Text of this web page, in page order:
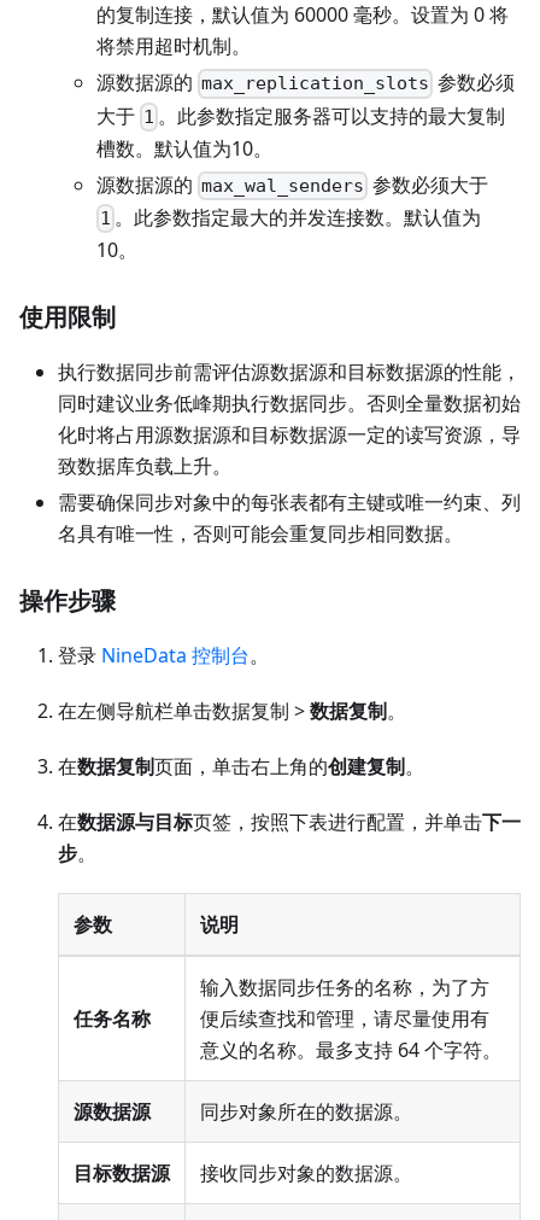
的复制连接，默认值为 60000 毫秒。设置为 0 将
将禁用超时机制。
源数据源的 max_replication_slots 参数必须
大于 1 。此参数指定服务器可以支持的最大复制
槽数。默认值为10。
源数据源的 max_wal_senders 参数必须大于
1 。此参数指定最大的并发连接数。默认值为
10。
使用限制
执行数据同步前需评估源数据源和目标数据源的性能，
同时建议业务低峰期执行数据同步。否则全量数据初始
化时将占用源数据源和目标数据源一定的读写资源，导
致数据库负载上升。
需要确保同步对象中的每张表都有主键或唯一约束、列
名具有唯一性，否则可能会重复同步相同数据。
操作步骤
登录 NineData 控制台。
在左侧导航栏单击数据复制 >数据复制。
在数据复制页面，单击右上角的创建复制。
在数据源与目标页签，按照下表进行配置，并单击下一
步。
参数 说明
任务名称
输入数据同步任务的名称，为了方
便后续查找和管理，请尽量使用有
意义的名称。最多支持 64 个字符。
源数据源 同步对象所在的数据源。
目标数据源 接收同步对象的数据源。